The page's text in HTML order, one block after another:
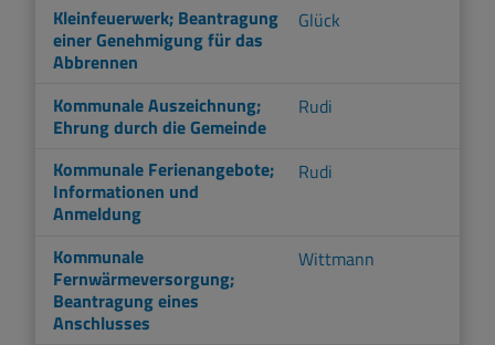
Kleinfeuerwerk; Beantragung
einer Genehmigung für das
Abbrennen
Glück
Kommunale Auszeichnung;
Ehrung durch die Gemeinde
Rudi
Kommunale Ferienangebote;
Informationen und
Anmeldung
Rudi
Kommunale
Fernwärmeversorgung;
Beantragung eines
Anschlusses
Wittmann